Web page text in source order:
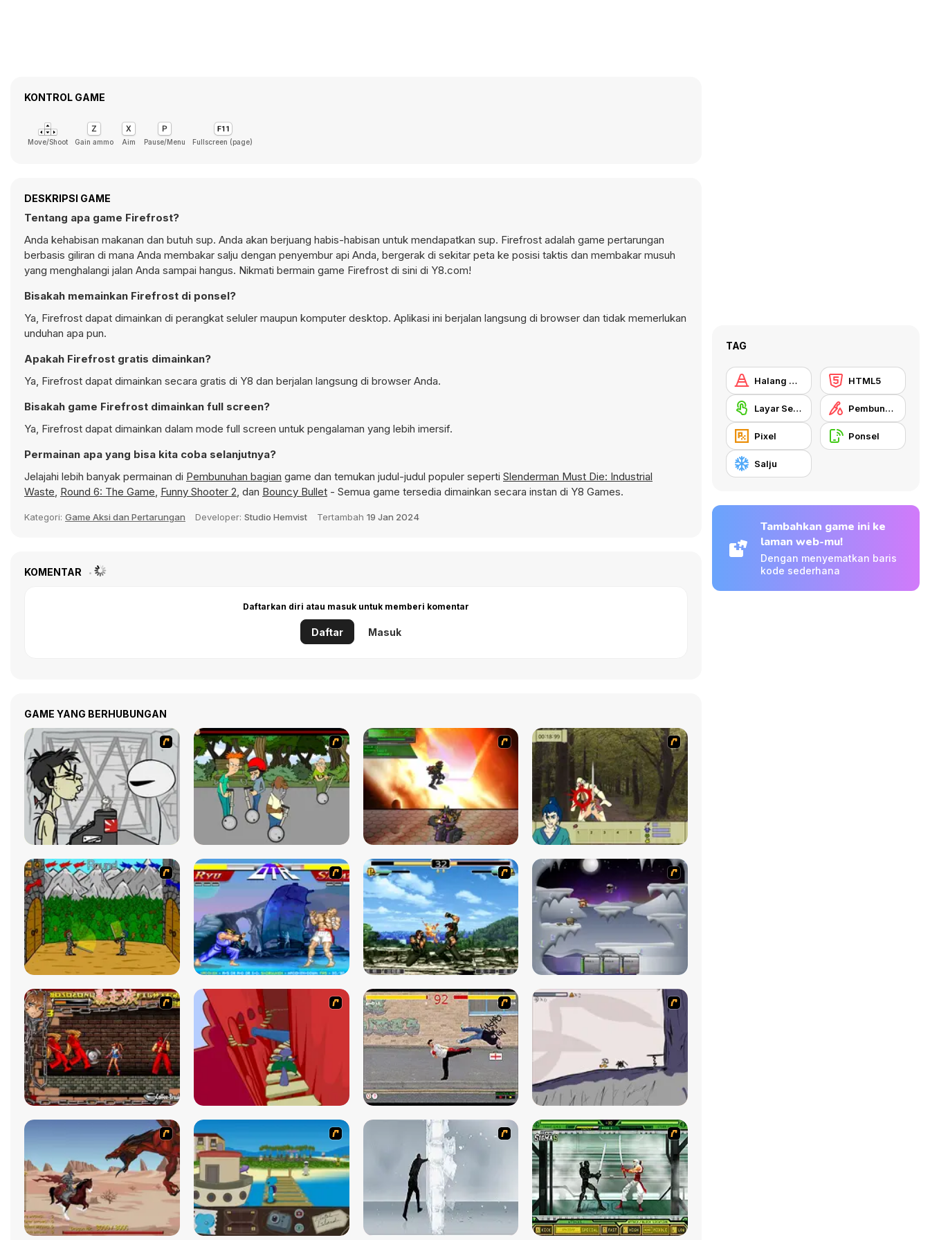
KONTROL GAME
Move/Shoot Gain ammo Aim Pause/Menu Fullscreen (page)
DESKRIPSI GAME
Tentang apa game Firefrost?
Anda kehabisan makanan dan butuh sup. Anda akan berjuang habis-habisan untuk mendapatkan sup. Firefrost adalah game pertarungan
berbasis giliran di mana Anda membakar salju dengan penyembur api Anda, bergerak di sekitar peta ke posisi taktis dan membakar musuh
yang menghalangi jalan Anda sampai hangus. Nikmati bermain game Firefrost di sini di Y8.com!
Bisakah memainkan Firefrost di ponsel?
Ya, Firefrost dapat dimainkan di perangkat seluler maupun komputer desktop. Aplikasi ini berjalan langsung di browser dan tidak memerlukan
unduhan apa pun.
Apakah Firefrost gratis dimainkan?
Ya, Firefrost dapat dimainkan secara gratis di Y8 dan berjalan langsung di browser Anda.
Bisakah game Firefrost dimainkan full screen?
Ya, Firefrost dapat dimainkan dalam mode full screen untuk pengalaman yang lebih imersif.
Permainan apa yang bisa kita coba selanjutnya?
Jelajahi lebih banyak permainan di Pembunuhan bagian game dan temukan judul-judul populer seperti Slenderman Must Die: Industrial
Waste, Round 6: The Game, Funny Shooter 2, dan Bouncy Bullet - Semua game tersedia dimainkan secara instan di Y8 Games.
Kategori: Game Aksi dan Pertarungan Developer: Studio Hemvist Tertambah 19 Jan 2024
KOMENTAR
Daftarkan diri atau masuk untuk memberi komentar
Daftar Masuk
GAME YANG BERHUBUNGAN
TAG
Halang Rintang HTML5
Layar Sentuh Pembunuhan
Pixel Ponsel
Salju
Tambahkan game ini ke
laman web-mu!
Dengan menyematkan baris
kode sederhana